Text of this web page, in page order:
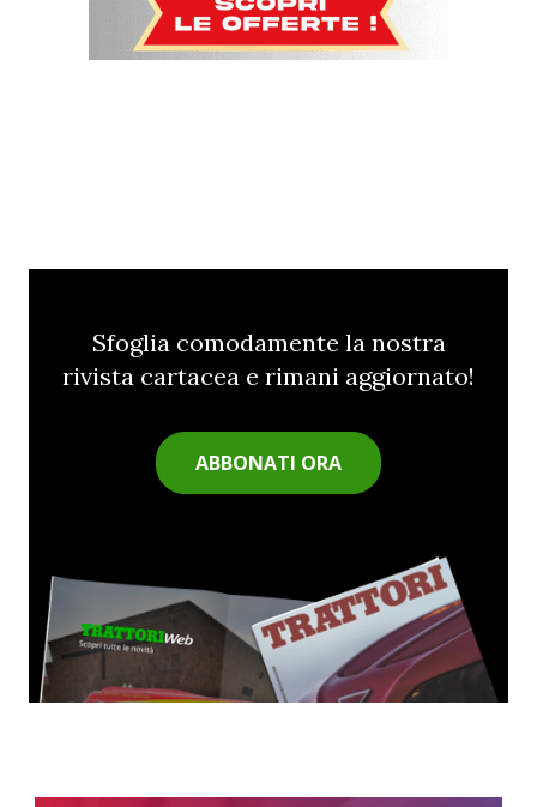
Sfoglia comodamente la nostra
rivista cartacea e rimani aggiornato!
ABBONATI ORA